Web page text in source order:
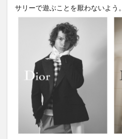
サリーで遊ぶことを厭わないよう。